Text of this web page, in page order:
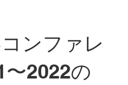
ンファレ
〜2022の